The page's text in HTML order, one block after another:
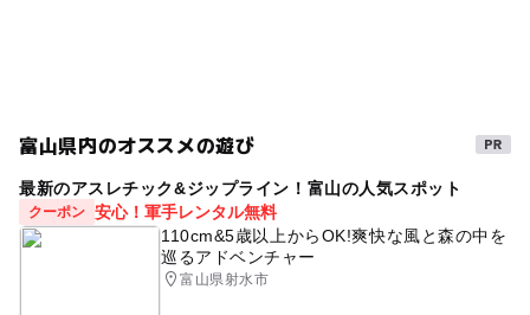
富山県内のオススメの遊び
最新のアスレチック&ジップライン！富山の人気スポット
クーポン 安心！軍手レンタル無料
110cm&5歳以上からOK!爽快な風と森の中を
巡るアドベンチャー
富山県射水市